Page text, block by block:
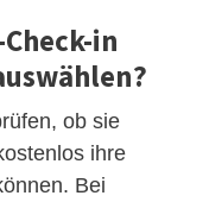
in
ob sie
ihre
Bei